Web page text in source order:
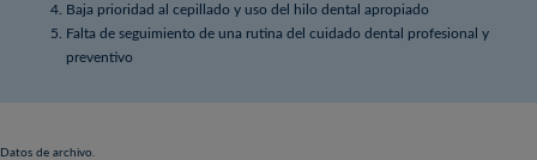
Baja prioridad al cepillado y uso del hilo dental apropiado
Falta de seguimiento de una rutina del cuidado dental profesional y
preventivo
Datos de archivo.